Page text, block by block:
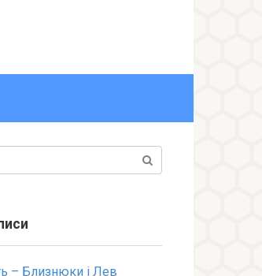
– Близнюки і Лев